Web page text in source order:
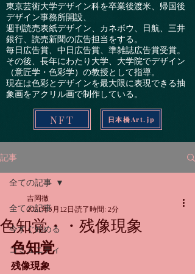
東京芸術大学デザイン科を卒業後渡米、帰国後
デザイン事務所開設、
週刊読売表紙デザイン、カネボウ、日航、三井
銀行、読売新聞の広告担当をする。
毎日広告賞、中日広告賞、準雑誌広告賞受賞。
その後、長年にわたり大学、大学院でデザイン
（意匠学・色彩学）の教授として指導。
現在は色彩とデザインを最大限に表現できる抽
象画をアクリル画で制作している。
NFT 日本橋Art.jp
記事
全ての記事
今すぐ始める
コミュニティ
全ての記事
色知覚・・残像現象
吉岡徹
2021年5月12日 読了時間: 2分
色知覚
残像現象